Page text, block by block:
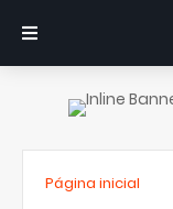
Página inicial